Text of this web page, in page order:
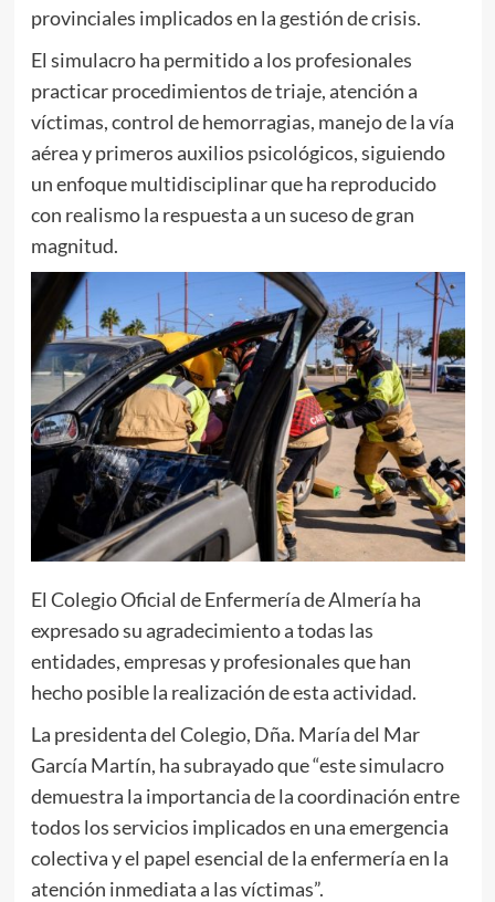
provinciales implicados en la gestión de crisis.
El simulacro ha permitido a los profesionales
practicar procedimientos de triaje, atención a
víctimas, control de hemorragias, manejo de la vía
aérea y primeros auxilios psicológicos, siguiendo
un enfoque multidisciplinar que ha reproducido
con realismo la respuesta a un suceso de gran
magnitud.
El Colegio Oficial de Enfermería de Almería ha
expresado su agradecimiento a todas las
entidades, empresas y profesionales que han
hecho posible la realización de esta actividad.
La presidenta del Colegio, Dña. María del Mar
García Martín, ha subrayado que “este simulacro
demuestra la importancia de la coordinación entre
todos los servicios implicados en una emergencia
colectiva y el papel esencial de la enfermería en la
atención inmediata a las víctimas”.